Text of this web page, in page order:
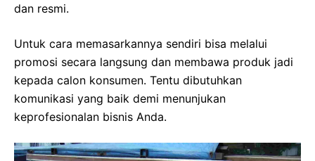
dan resmi.
Untuk cara memasarkannya sendiri bisa melalui
promosi secara langsung dan membawa produk jadi
kepada calon konsumen. Tentu dibutuhkan
komunikasi yang baik demi menunjukan
keprofesionalan bisnis Anda.